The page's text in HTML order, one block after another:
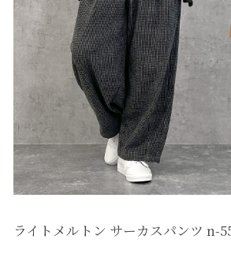
ライトメルトン サーカスパンツ n-